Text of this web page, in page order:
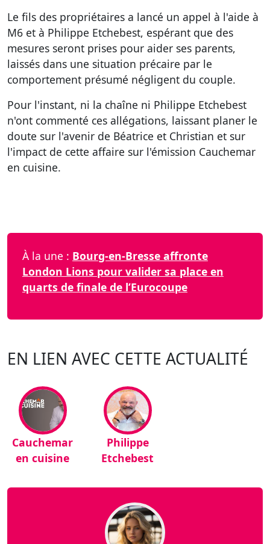
Le fils des propriétaires a lancé un appel à l'aide à
M6 et à Philippe Etchebest, espérant que des
mesures seront prises pour aider ses parents,
laissés dans une situation précaire par le
comportement présumé négligent du couple.
Pour l'instant, ni la chaîne ni Philippe Etchebest
n'ont commenté ces allégations, laissant planer le
doute sur l'avenir de Béatrice et Christian et sur
l'impact de cette affaire sur l'émission Cauchemar
en cuisine.
À la une : Bourg-en-Bresse affronte
London Lions pour valider sa place en
quarts de finale de l’Eurocoupe
EN LIEN AVEC CETTE ACTUALITÉ
Cauchemar
en cuisine
Philippe
Etchebest